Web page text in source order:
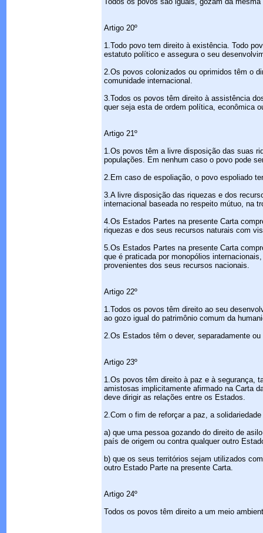
Artigo 20º
1.Todo povo tem direito à existência. Todo
estatuto político e assegura o seu
2.Os povos colonizados ou oprimidos têm o
comunidade internacional.
3.Todos os povos têm direito à assistência
quer seja esta de ordem política, econômica
Artigo 21º
1.Os povos têm a livre disposição das suas
populações. Em nenhum caso o povo pode
2.Em caso de espoliação, o povo espoliado
3.A livre disposição das riquezas e dos
internacional baseada no respeito mútuo, na
4.Os Estados Partes na presente Carta
riquezas e dos seus recursos naturais com
5.Os Estados Partes na presente Carta
que é praticada por monopólios
provenientes dos seus recursos nacionais.
Artigo 22º
1.Todos os povos têm direito ao seu
ao gozo igual do patrimônio comum da
2.Os Estados têm o dever, separadamente
Artigo 23º
1.Os povos têm direito à paz e à segurança,
amistosas implicitamente afirmado na Carta
deve dirigir as relações entre os Estados.
2.Com o fim de reforçar a paz, a
a) que uma pessoa gozando do direito de
país de origem ou contra qualquer outro
b) que os seus territórios sejam utilizados
outro Estado Parte na presente Carta.
Artigo 24º
Todos os povos têm direito a um meio